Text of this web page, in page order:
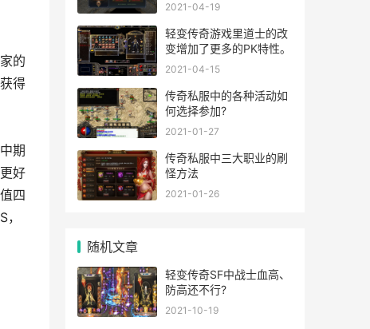
的
得
期
好
四
2021-04-19
轻变传奇游戏里道士的改
变增加了更多的PK特性。
2021-04-15
传奇私服中的各种活动如
何选择参加?
2021-01-27
传奇私服中三大职业的刷
怪方法
2021-01-26
随机文章
轻变传奇SF中战士血高、
防高还不行?
2021-10-19